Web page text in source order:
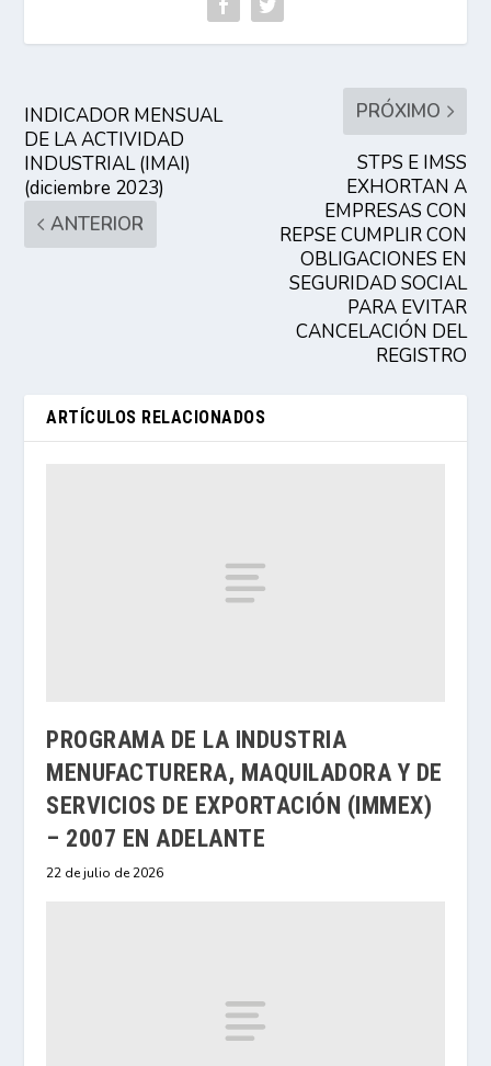
INDICADOR MENSUAL
DE LA ACTIVIDAD
INDUSTRIAL (IMAI)
(diciembre 2023)
ANTERIOR
PRÓXIMO
STPS E IMSS
EXHORTAN A
EMPRESAS CON
REPSE CUMPLIR CON
OBLIGACIONES EN
SEGURIDAD SOCIAL
PARA EVITAR
CANCELACIÓN DEL
REGISTRO
ARTÍCULOS RELACIONADOS
PROGRAMA DE LA INDUSTRIA
MENUFACTURERA, MAQUILADORA Y DE
SERVICIOS DE EXPORTACIÓN (IMMEX)
– 2007 EN ADELANTE
22 de julio de 2026